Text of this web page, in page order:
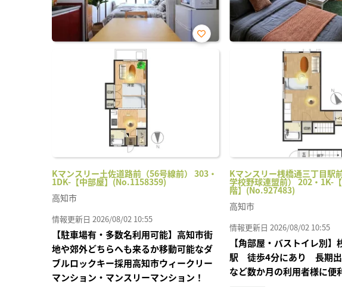
Kマンスリー土佐道路前（56号線前） 303・
1DK-【中部屋】(No.1158359)
お気
高知市
情報更新日 2026/08/02 10:55
【駐車場有・多数名利用可能】高知市街
地や郊外どちらへも来るか移動可能なダ
ブルロックキー採用高知市ウィークリー
マンション・マンスリーマンション！
Kマンスリー桟橋通三丁目駅
学校野球連盟前） 202・1K-
階】(No.927483)
高知市
情報更新日 2026/08/02 10:55
【角部屋・バストイレ別】
駅 徒歩4分にあり 長期出
など数か月の利用者様に便